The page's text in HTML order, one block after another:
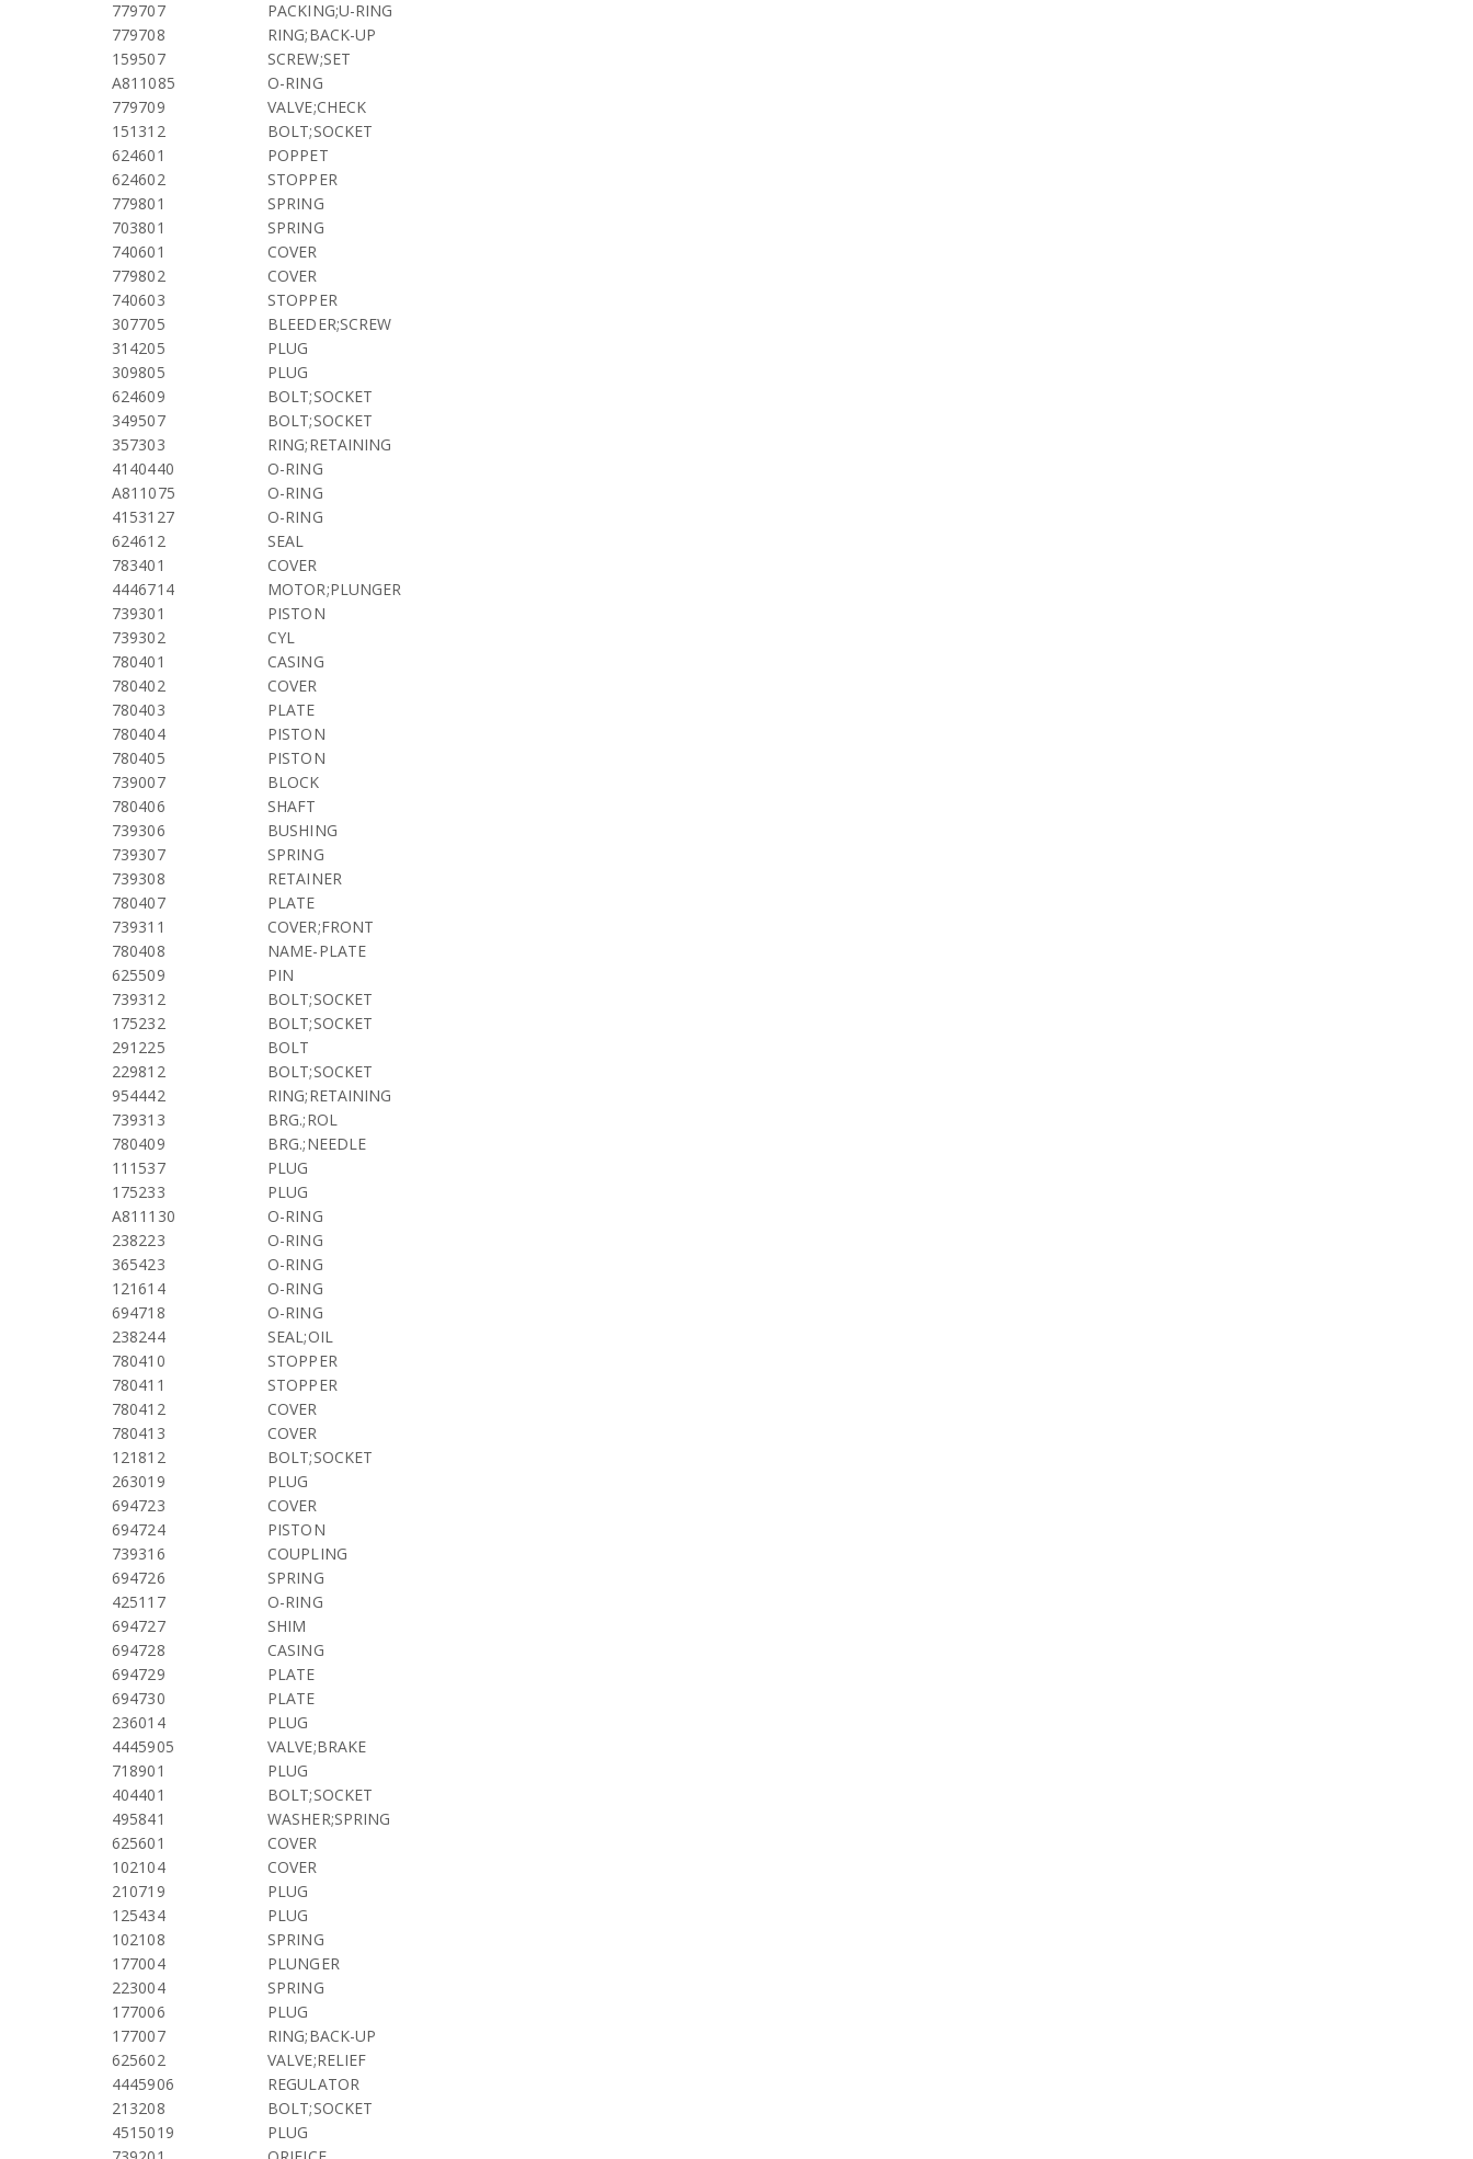
779707
PACKING;U-RING
779708
RING;BACK-UP
159507
SCREW;SET
A811085
O-RING
779709
VALVE;CHECK
151312
BOLT;SOCKET
624601
POPPET
624602
STOPPER
779801
SPRING
703801
SPRING
740601
COVER
779802
COVER
740603
STOPPER
307705
BLEEDER;SCREW
314205
PLUG
309805
PLUG
624609
BOLT;SOCKET
349507
BOLT;SOCKET
357303
RING;RETAINING
4140440
O-RING
A811075
O-RING
4153127
O-RING
624612
SEAL
783401
COVER
4446714
MOTOR;PLUNGER
739301
PISTON
739302
CYL
780401
CASING
780402
COVER
780403
PLATE
780404
PISTON
780405
PISTON
739007
BLOCK
780406
SHAFT
739306
BUSHING
739307
SPRING
739308
RETAINER
780407
PLATE
739311
COVER;FRONT
780408
NAME-PLATE
625509
PIN
739312
BOLT;SOCKET
175232
BOLT;SOCKET
291225
BOLT
229812
BOLT;SOCKET
954442
RING;RETAINING
739313
BRG.;ROL
780409
BRG.;NEEDLE
111537
PLUG
175233
PLUG
A811130
O-RING
238223
O-RING
365423
O-RING
121614
O-RING
694718
O-RING
238244
SEAL;OIL
780410
STOPPER
780411
STOPPER
780412
COVER
780413
COVER
121812
BOLT;SOCKET
263019
PLUG
694723
COVER
694724
PISTON
739316
COUPLING
694726
SPRING
425117
O-RING
694727
SHIM
694728
CASING
694729
PLATE
694730
PLATE
236014
PLUG
4445905
VALVE;BRAKE
718901
PLUG
404401
BOLT;SOCKET
495841
WASHER;SPRING
625601
COVER
102104
COVER
210719
PLUG
125434
PLUG
102108
SPRING
177004
PLUNGER
223004
SPRING
177006
PLUG
177007
RING;BACK-UP
625602
VALVE;RELIEF
4445906
REGULATOR
213208
BOLT;SOCKET
4515019
PLUG